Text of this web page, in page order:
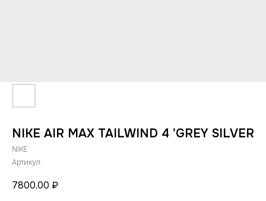
NIKE AIR MAX TAILWIND 4 'GREY SILVER
NIKE
Артикул:
7800,00 ₽